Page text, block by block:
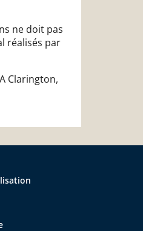
ne doit pas
réalisés par
Clarington,